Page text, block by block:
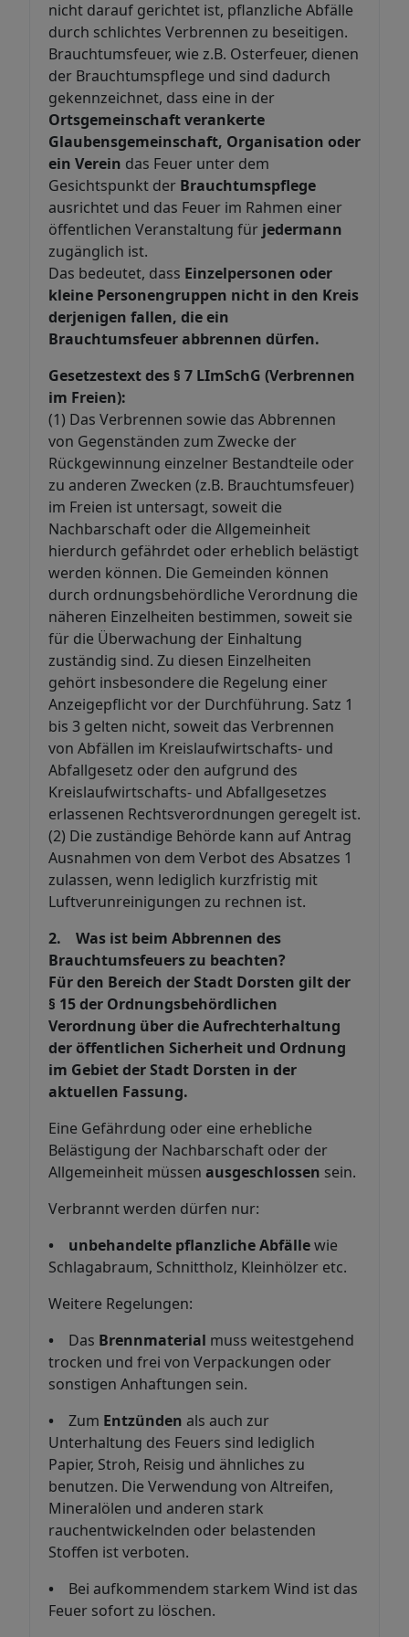
nicht darauf gerichtet ist, pflanzliche Abfälle
durch schlichtes Verbrennen zu beseitigen.
Brauchtumsfeuer, wie z.B. Osterfeuer, dienen
der Brauchtumspflege und sind dadurch
gekennzeichnet, dass eine in der
Ortsgemeinschaft verankerte
Glaubensgemeinschaft, Organisation oder
ein Verein das Feuer unter dem
Gesichtspunkt der Brauchtumspflege
ausrichtet und das Feuer im Rahmen einer
öffentlichen Veranstaltung für jedermann
zugänglich ist.
Das bedeutet, dass Einzelpersonen oder
kleine Personengruppen nicht in den Kreis
derjenigen fallen, die ein
Brauchtumsfeuer abbrennen dürfen.
Gesetzestext des § 7 LImSchG (Verbrennen
im Freien):
(1) Das Verbrennen sowie das Abbrennen
von Gegenständen zum Zwecke der
Rückgewinnung einzelner Bestandteile oder
zu anderen Zwecken (z.B. Brauchtumsfeuer)
im Freien ist untersagt, soweit die
Nachbarschaft oder die Allgemeinheit
hierdurch gefährdet oder erheblich belästigt
werden können. Die Gemeinden können
durch ordnungsbehördliche Verordnung die
näheren Einzelheiten bestimmen, soweit sie
für die Überwachung der Einhaltung
zuständig sind. Zu diesen Einzelheiten
gehört insbesondere die Regelung einer
Anzeigepflicht vor der Durchführung. Satz 1
bis 3 gelten nicht, soweit das Verbrennen
von Abfällen im Kreislaufwirtschafts- und
Abfallgesetz oder den aufgrund des
Kreislaufwirtschafts- und Abfallgesetzes
erlassenen Rechtsverordnungen geregelt ist.
(2) Die zuständige Behörde kann auf Antrag
Ausnahmen von dem Verbot des Absatzes 1
zulassen, wenn lediglich kurzfristig mit
Luftverunreinigungen zu rechnen ist.
2. Was ist beim Abbrennen des
Brauchtumsfeuers zu beachten?
Für den Bereich der Stadt Dorsten gilt der
§ 15 der Ordnungsbehördlichen
Verordnung über die Aufrechterhaltung
der öffentlichen Sicherheit und Ordnung
im Gebiet der Stadt Dorsten in der
aktuellen Fassung.
Eine Gefährdung oder eine erhebliche
Belästigung der Nachbarschaft oder der
Allgemeinheit müssen ausgeschlossen sein.
Verbrannt werden dürfen nur:
• unbehandelte pflanzliche Abfällewie
Schlagabraum, Schnittholz, Kleinhölzer etc.
Weitere Regelungen:
• Das Brennmaterial muss weitestgehend
trocken und frei von Verpackungen oder
sonstigen Anhaftungen sein.
•
Zum Entzünden als auch zur
Unterhaltung des Feuers sind lediglich
Papier, Stroh, Reisig und ähnliches zu
benutzen. Die Verwendung von Altreifen,
Mineralölen und anderen stark
rauchentwickelnden oder belastenden
Stoffen ist verboten.
•
Bei aufkommendem starkem Wind ist das
Feuer sofort zu löschen.